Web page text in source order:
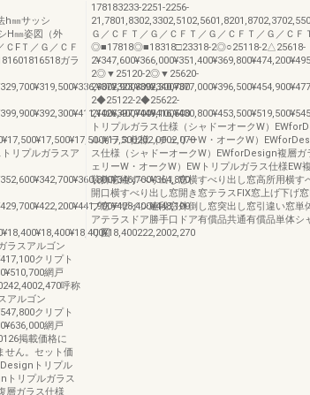
h㎜サッシ
H㎜姿図（外
FＴ／Ｇ／ＣＦ
ガラ
リプルガラスア
ラスアルゴン
クリプト
網戸
呼称
アルゴン
クリプト
網戸
掲載価格に
せん。セット価
トリプル
トリプルガラス
層ガラス仕様
178183233-2251-2256-
Ｇ／ＣＦＴ／Ｇ／ＣＦＴ／Ｇ／ＣＦＴ／Ｇ／ＣＦ
◎■17818◎■18318□23318-2◎○25118-2△25618-
2◎▼25120-2◎▼25620-
2◆25122-2◆25622-
トリプルガラス仕様（シャドーオークW）
ルガラス仕様（チェリーW・オークW）
ス仕様（シャドーオークW）EWforDesign複層ガ
ェリーW・オークW）EWトリプルガラス仕様EW
装飾窓縦すべり出し窓横すべり出し窓高所用横す
開口横すべり出し窓開き窓テラスFIX窓上げ下げ
プ窓デザイン連段窓外倒し窓突出し窓引違い窓単
アテラスドア勝手口ドア有償品共通有償品単体シ
り図